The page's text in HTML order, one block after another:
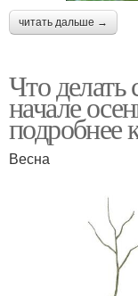
читать дальше →
Что делать
начале
подробнее
Весна